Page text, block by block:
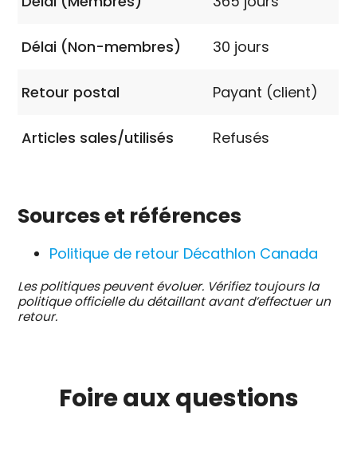
Délai (Non-membres) 30 jours
Retour postal Payant (client)
Articles sales/utilisés Refusés
Sources et références
Politique de retour Décathlon Canada
Les politiques peuvent évoluer. Vérifiez toujours la
politique officielle du détaillant avant d’effectuer un
retour.
Foire auxquestions